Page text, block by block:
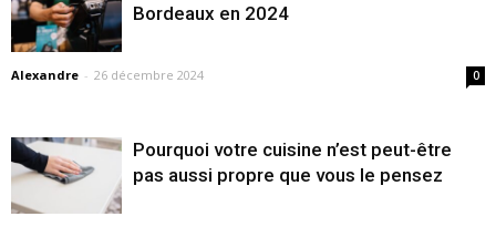
Bordeaux en 2024
Alexandre - 26 décembre 2024 0
Pourquoi votre cuisine n’est peut-être
pas aussi propre que vous le pensez